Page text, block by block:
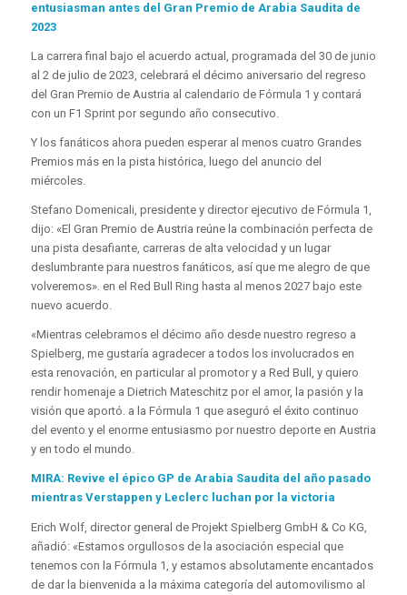
entusiasman antes del Gran Premio de Arabia Saudita de
2023
La carrera final bajo el acuerdo actual, programada del 30 de junio
al 2 de julio de 2023, celebrará el décimo aniversario del regreso
del Gran Premio de Austria al calendario de Fórmula 1 y contará
con un F1 Sprint por segundo año consecutivo.
Y los fanáticos ahora pueden esperar al menos cuatro Grandes
Premios más en la pista histórica, luego del anuncio del
miércoles.
Stefano Domenicali, presidente y director ejecutivo de Fórmula 1,
dijo: «El Gran Premio de Austria reúne la combinación perfecta de
una pista desafiante, carreras de alta velocidad y un lugar
deslumbrante para nuestros fanáticos, así que me alegro de que
volveremos». en el Red Bull Ring hasta al menos 2027 bajo este
nuevo acuerdo.
«Mientras celebramos el décimo año desde nuestro regreso a
Spielberg, me gustaría agradecer a todos los involucrados en
esta renovación, en particular al promotor y a Red Bull, y quiero
rendir homenaje a Dietrich Mateschitz por el amor, la pasión y la
visión que aportó. a la Fórmula 1 que aseguró el éxito continuo
del evento y el enorme entusiasmo por nuestro deporte en Austria
y en todo el mundo.
MIRA: Revive el épico GP de Arabia Saudita del año pasado
mientras Verstappen y Leclerc luchan por la victoria
Erich Wolf, director general de Projekt Spielberg GmbH & Co KG,
añadió: «Estamos orgullosos de la asociación especial que
tenemos con la Fórmula 1, y estamos absolutamente encantados
de dar la bienvenida a la máxima categoría del automovilismo al